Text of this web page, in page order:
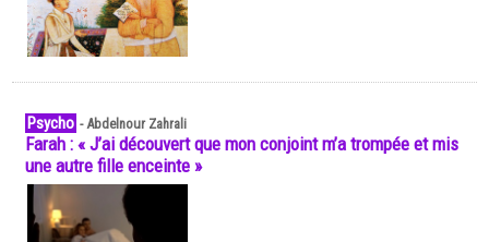
Psycho -Abdelnour Zahrali
Farah : « J’ai découvert que mon conjoint m’a trompée et mis
une autre fille enceinte »